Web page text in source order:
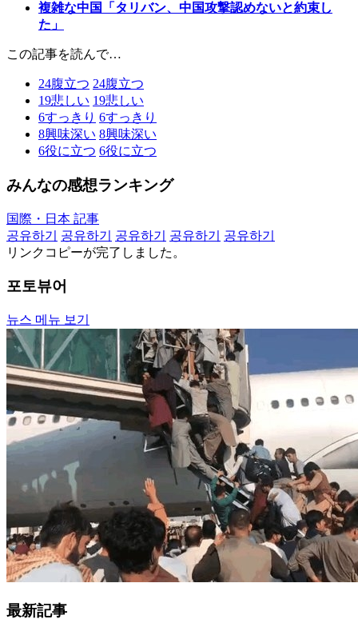
複雑な中国「タリバン、中国攻撃認めないと約束し
た」
この記事を読んで…
24腹立つ 24腹立つ
19悲しい 19悲しい
6すっきり 6すっきり
8興味深い 8興味深い
6役に立つ 6役に立つ
みんなの感想ランキング
国際・日本 記事
공유하기
공유하기 공유하기 공유하기
공유하기
リンクコピーが完了しました。
포토뷰어
뉴스 메뉴 보기
最新記事